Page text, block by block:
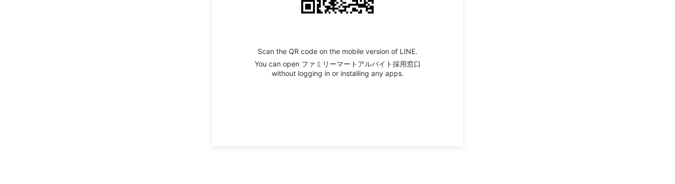
Scan the QR code on the mobile version of LINE.
You can open ファミリーマートアルバイト採用窓口
without logging in or installing any apps.